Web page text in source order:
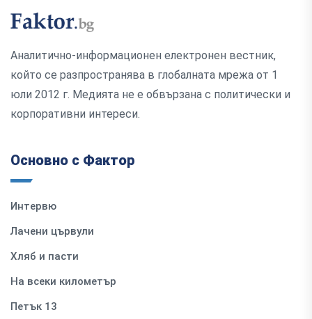
Аналитично-информационен електронен вестник,
който се разпространява в глобалната мрежа от 1
юли 2012 г. Медията не е обвързана с политически и
корпоративни интереси.
Основно с Фактор
Интервю
Лачени цървули
Хляб и пасти
На всеки километър
Петък 13